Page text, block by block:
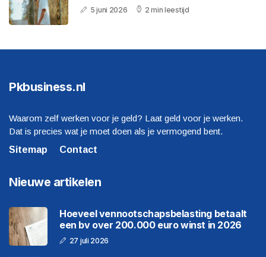
5 juni 2026 2 min leestijd
Pkbusiness.nl
Waarom zelf werken voor je geld? Laat geld voor je werken.
Dat is precies wat je moet doen als je vermogend bent.
Sitemap
Contact
Nieuwe artikelen
Hoeveel vennootschapsbelasting betaalt
een bv over 200.000 euro winst in 2026
27 juli 2026